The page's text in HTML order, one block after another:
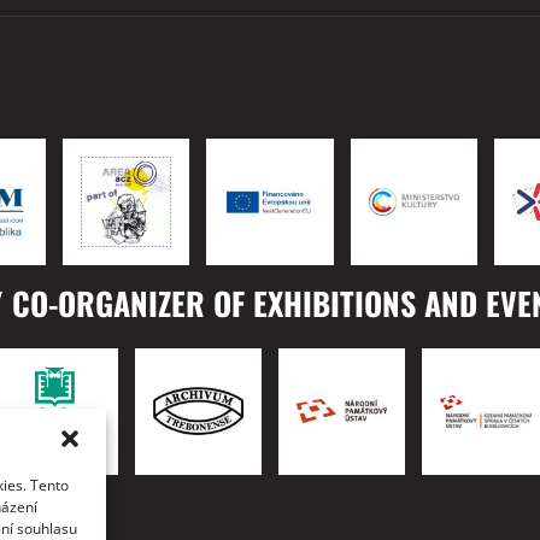
Tento
souhlasu
ORGANIZER OF EXHIBITIONS AND